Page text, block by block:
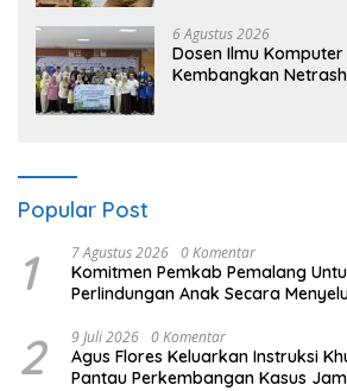
6 Agustus 2026
Dosen Ilmu Komputer
Kembangkan
Popular Post
1 7 Agustus 2026 0 Komentar
Komitmen Pemkab Pemalang
Perlindungan Anak Secara
2 9 Juli 2026 0 Komentar
Agus Flores Keluarkan Instruksi
Pantau Perkembangan Kasus